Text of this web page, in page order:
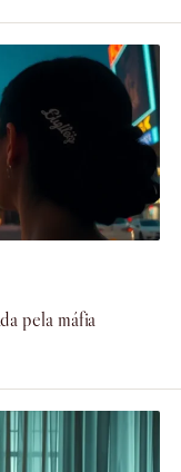
pela máfia